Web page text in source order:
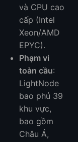
và CPU cao
cấp (Intel
Xeon/AMD
EPYC).
Phạm vi
toàn cầu:
LightNode
bao phủ 39
khu vực,
bao gồm
Châu Á,